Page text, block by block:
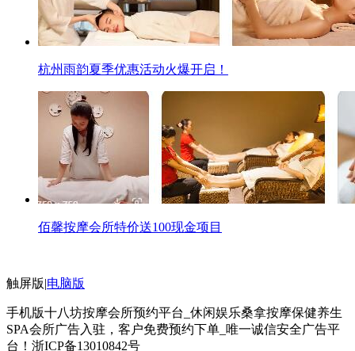
杭州雨韵夏季优惠活动火爆开启！
佰馨按摩会所特价送100现金项目
触屏版|电脑版
手机版十八坊按摩会所预约平台_休闲娱乐桑拿按摩保健养生
SPA会所广告入驻，客户免费预约下单_唯一诚信安全广告平
台！ 浙ICP备13010842号